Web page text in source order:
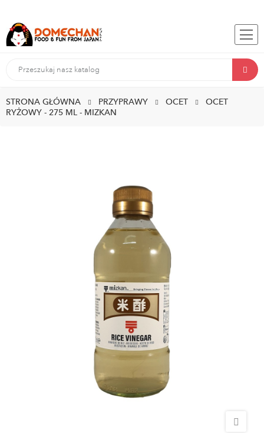
STRONA GŁÓWNA PRZYPRAWY OCET
OCET
RYŻOWY - 275 ML - MIZKAN